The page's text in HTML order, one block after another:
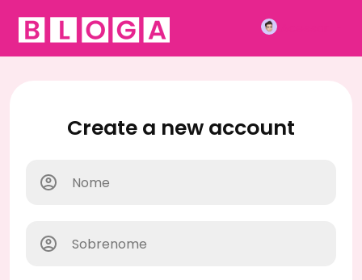
Create a new account